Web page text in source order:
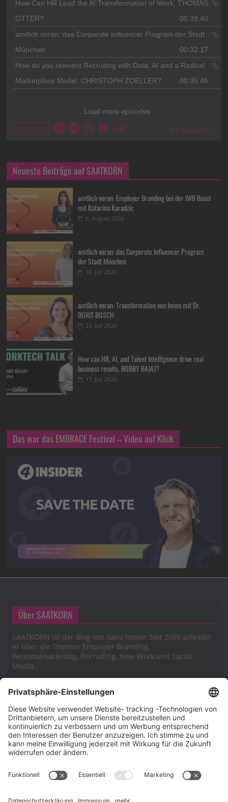
Neueste Beiträge auf SAATKORN
amtlich voran: Employer Branding bei der IWB Basel
mit Katarina Karadzic
6. August 2026
amtlich voran: das Corporate Influencer Program
der Stadt München
30. Juli 2026
amtlich voran: Transformation von Innen mit Dr.
DORIT BOSCH
23. Juli 2026
How can HR, AI, and Talent Intelligence drive real
business results, BOBBY BAJAJ?
17. Juli 2026
Das war das EMBRACE Festival – Video auf Klick
Über SAATKORN
SAATKORN ist der Blog von Gero Hesse. Seit 2009 schreibt
er über die Themen Employer Branding,
Personalmarketing, Recruiting, New Work und Social
Media.
Impressum
Impressum
Cookie-Richtlinie (EU)